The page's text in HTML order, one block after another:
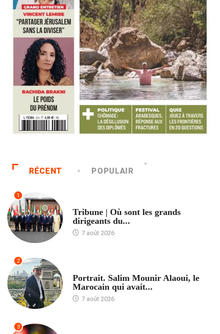
RÉCENT POPULAIR
1
Tribune | Où sont les grands
dirigeants du...
7 août 2026
2
Portrait. Salim Mounir Alaoui, le
Marocain qui avait...
7 août 2026
3